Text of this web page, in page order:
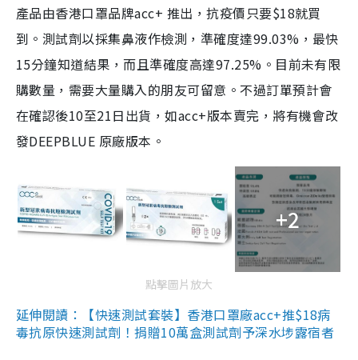
產品由香港口罩品牌acc+ 推出，抗疫價只要$18就買
到。測試劑以採集鼻液作檢測，準確度達99.03%，最快
15分鐘知道結果，而且準確度高達97.25%。目前未有限
購數量，需要大量購入的朋友可留意。不過訂單預計會
在確認後10至21日出貨，如acc+版本賣完，將有機會改
發DEEPBLUE 原廠版本。
+2
點擊圖片放大
延伸閱讀：【快速測試套裝】香港口罩廠acc+推$18病
毒抗原快速測試劑！捐贈10萬盒測試劑予深水埗露宿者